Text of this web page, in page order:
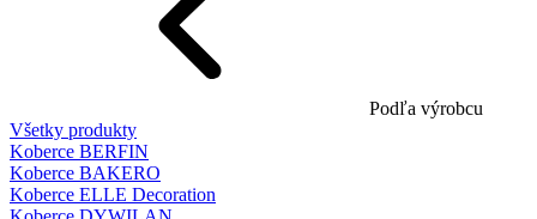
Podľa výrobcu
Všetky produkty
Koberce BERFIN
Koberce BAKERO
Koberce ELLE Decoration